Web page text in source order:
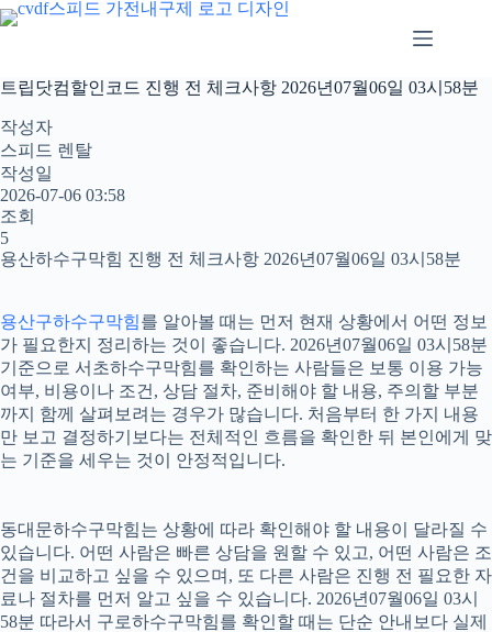
본
문
로
너
뛰
기
트립닷컴할인코드 진행 전 체크사항 2026년07월06일 03시58분
작성자
스피드 렌탈
작성일
2026-07-06 03:58
조회
5
용산하수구막힘 진행 전 체크사항 2026년07월06일 03시58분
용산구하수구막힘를 알아볼 때는 먼저 현재 상황에서 어떤 정보
가 필요한지 정리하는 것이 좋습니다. 2026년07월06일 03시58분
기준으로 서초하수구막힘를 확인하는 사람들은 보통 이용 가능
여부, 비용이나 조건, 상담 절차, 준비해야 할 내용, 주의할 부분
까지 함께 살펴보려는 경우가 많습니다. 처음부터 한 가지 내용
만 보고 결정하기보다는 전체적인 흐름을 확인한 뒤 본인에게 맞
는 기준을 세우는 것이 안정적입니다.
동대문하수구막힘는 상황에 따라 확인해야 할 내용이 달라질 수
있습니다. 어떤 사람은 빠른 상담을 원할 수 있고, 어떤 사람은 조
건을 비교하고 싶을 수 있으며, 또 다른 사람은 진행 전 필요한 자
료나 절차를 먼저 알고 싶을 수 있습니다. 2026년07월06일 03시
58분 따라서 구로하수구막힘를 확인할 때는 단순 안내보다 실제